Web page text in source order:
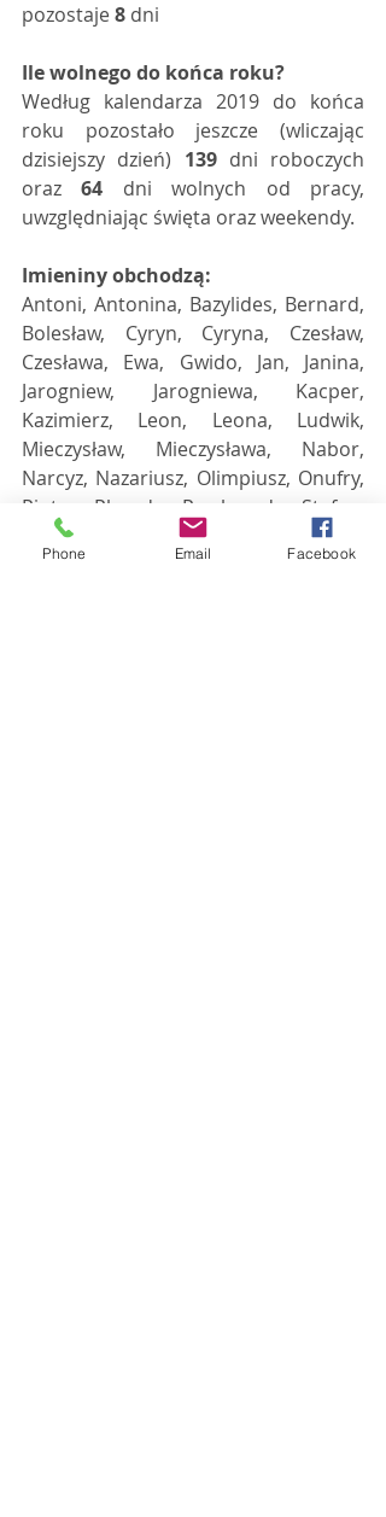
pozostaje 8 dni
Ile wolnego do końca roku?
Według kalendarza 2019 do końca
roku pozostało jeszcze (wliczając
dzisiejszy dzień) 139 dni roboczych
oraz 64 dni wolnych od pracy,
uwzględniając święta oraz weekendy.
Imieniny obchodzą:
Antoni, Antonina, Bazylides, Bernard,
Bolesław, Cyryn, Cyryna, Czesław,
Czesława, Ewa, Gwido, Jan, Janina,
Jarogniew, Jarogniewa, Kacper,
Kazimierz, Leon, Leona, Ludwik,
Mieczysław, Mieczysława, Nabor,
Narcyz, Nazariusz, Olimpiusz, Onufry,
Piotr, Placyd, Przybyrad, Stefan,
Tadea, Wyszemir, Włada, Władysław,
Władysława, Włodzimierz, Zygmunt,
Phone Email Facebook